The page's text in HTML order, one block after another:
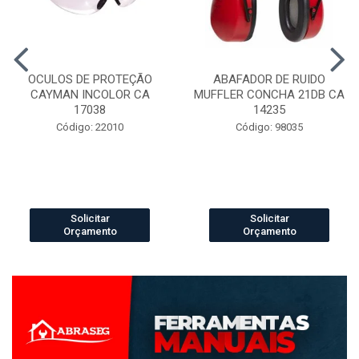
OCULOS DE PROTEÇÃO
CAYMAN INCOLOR CA
17038
Código: 22010
Solicitar
Orçamento
ABAFADOR DE RUIDO
MUFFLER CONCHA 21DB CA
14235
Código: 98035
Solicitar
Orçamento